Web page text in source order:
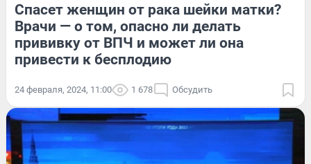
Спасет женщин от рака шейки матки?
Врачи — о том, опасно ли делать
прививку от ВПЧ и может ли она
привести к бесплодию
24 февраля, 2024, 11:00 1 678 Обсудить